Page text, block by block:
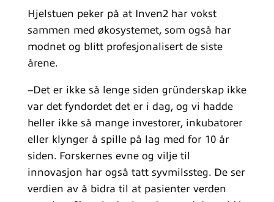
Hjelstuen peker på at Inven2 har vokst
sammen med økosystemet, som også har
modnet og blitt profesjonalisert de siste
årene.
–Det er ikke så lenge siden gründerskap ikke
var det fyndordet det er i dag, og vi hadde
heller ikke så mange investorer, inkubatorer
eller klynger å spille på lag med for 10 år
siden. Forskernes evne og vilje til
innovasjon har også tatt syvmilssteg. De ser
verdien av å bidra til at pasienter verden